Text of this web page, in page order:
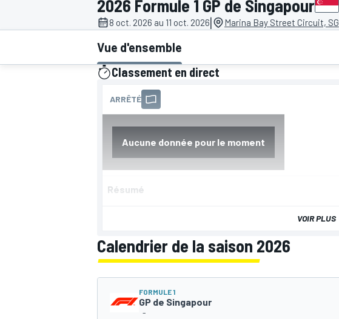
MOTOGP
WRC
2026 Formule 1 GP de Singapour
8 oct. 2026 au 11 oct. 2026| Marina Bay Street Circuit, SG
Vue d'ensemble
Classement en direct
présenté par
Résumé
VOIR PLUS
Calendrier de la saison 2026
FORMULE 1
GP de Singapour
-